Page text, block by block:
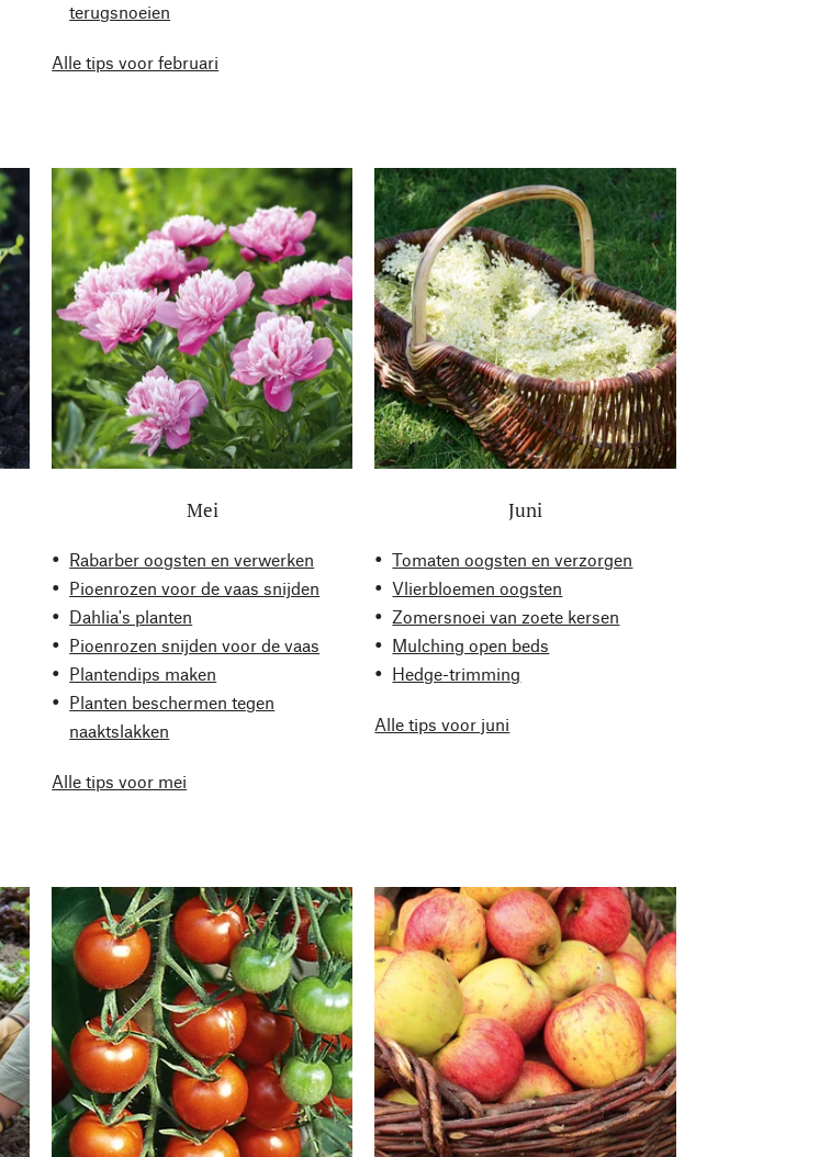
terugsnoeien
Alle tips voor februari
Mei
Rabarber oogsten en verwerken
Pioenrozen voor de vaas snijden
Dahlia's planten
Pioenrozen snijden voor de vaas
Plantendips maken
Planten beschermen tegen
naaktslakken
Alle tips voor mei
Juni
Tomaten oogsten en verzorgen
Vlierbloemen oogsten
Zomersnoei van zoete kersen
Mulching open beds
Hedge-trimming
Alle tips voor juni